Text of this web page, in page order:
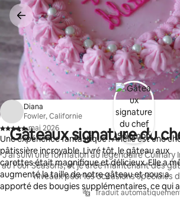
Aller
directement
contenu
Gâteaux signature du
J'ai suivi une formation au légendaire
au Four Seasons, et je crée maintenant des
niveaux pour les occasions spéciales
Traduit
Diana
Fowler, Californie
,
·mai 2026
Une expérience fantastique ! Arielle est une
pâtissière incroyable. Livré tôt, le gâteau aux
carottes était magnifique et délicieux. Elle a
augmenté la taille de notre gâteau et nous a
apporté des bougies supplémentaires, ce qui a
rendu notre gâteau très spécial. Merci pour